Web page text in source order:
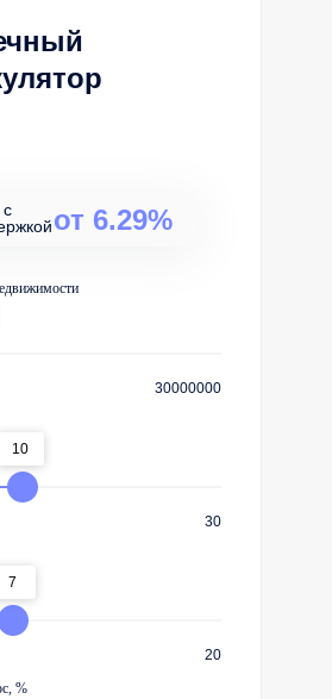
30000000
10
30
7
20
%
с
от 6.29%